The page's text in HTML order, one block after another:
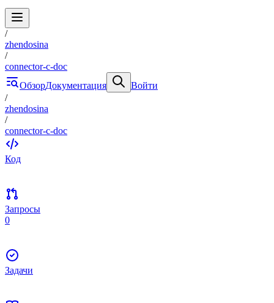
/
zhendosina
/
connector-c-doc
ОбзорДокументация
Войти
/
zhendosina
/
connector-c-doc
Код
Запросы
0
Задачи